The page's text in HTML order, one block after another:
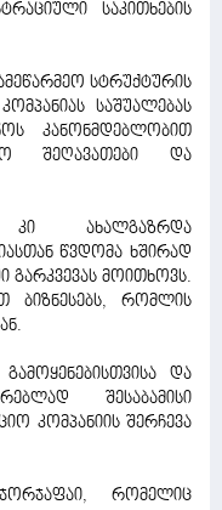
საკითხების
სტრუქტურის
საშუალებას
კანონმდებლობით
შეღავათები და
კი ახალგაზრდა
წვდომა ხშირად
მოითხოვს.
ბიზნესებს, რომლის
და
შესაბამისი
კომპანიის შერჩევა
რომელიც